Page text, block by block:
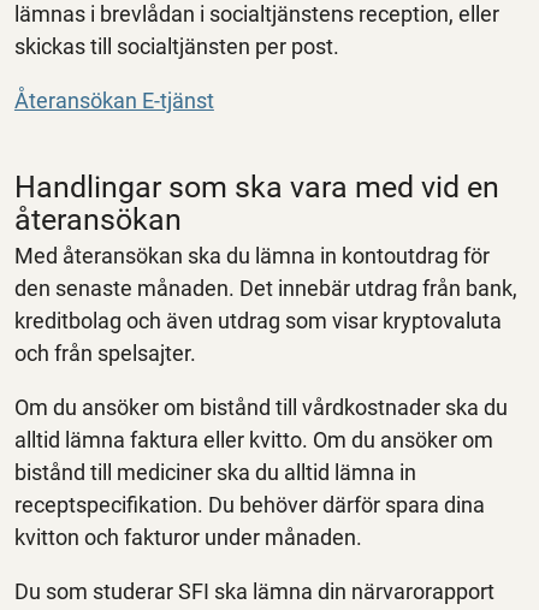
lämnas i brevlådan i socialtjänstens reception, eller
skickas till socialtjänsten per post.
Återansökan E-tjänst
Handlingar som ska vara med vid en
återansökan
Med återansökan ska du lämna in kontoutdrag för
den senaste månaden. Det innebär utdrag från bank,
kreditbolag och även utdrag som visar kryptovaluta
och från spelsajter.
Om du ansöker om bistånd till vårdkostnader ska du
alltid lämna faktura eller kvitto. Om du ansöker om
bistånd till mediciner ska du alltid lämna in
receptspecifikation. Du behöver därför spara dina
kvitton och fakturor under månaden.
Du som studerar SFI ska lämna din närvarorapport